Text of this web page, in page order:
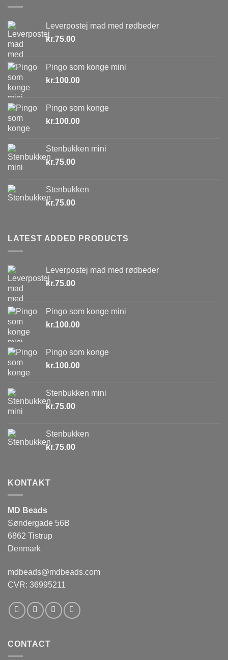
Leverpostej mad med rødbeder
kr.75.00
Pingo som konge mini
kr.100.00
Pingo som konge
kr.100.00
Stenbukken mini
kr.75.00
Stenbukken
kr.75.00
LATEST ADDED PRODUCTS
Leverpostej mad med rødbeder
kr.75.00
Pingo som konge mini
kr.100.00
Pingo som konge
kr.100.00
Stenbukken mini
kr.75.00
Stenbukken
kr.75.00
KONTAKT
MD Beads
Søndergade 56B
6862 Tistrup
Denmark
mdbeads@mdbeads.com
CVR: 36995211
CONTACT